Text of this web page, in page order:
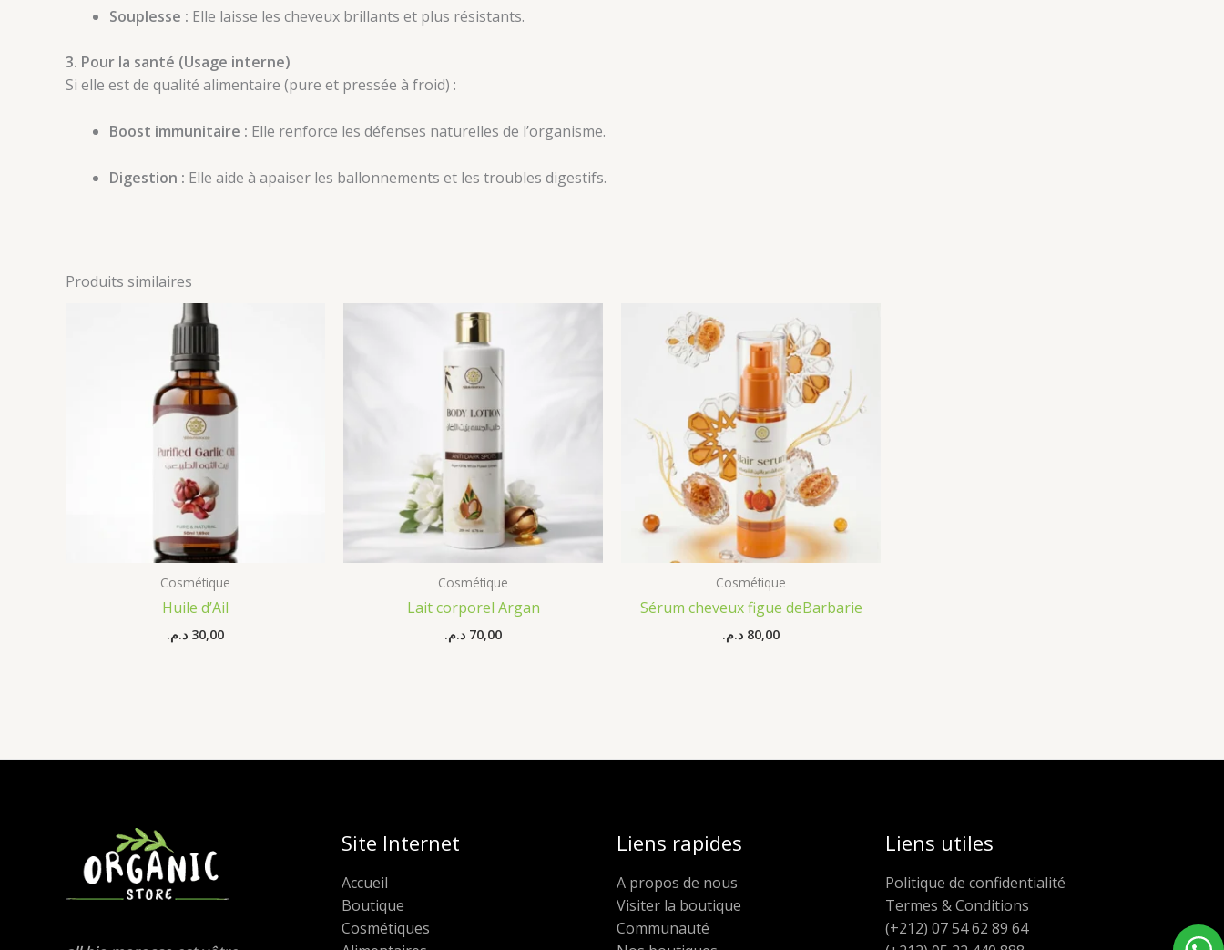
Souplesse : Elle laisse les cheveux brillants et plus résistants.
3. Pour la santé (Usage interne)
Si elle est de qualité alimentaire (pure et pressée à froid) :
Boost immunitaire : Elle renforce les défenses naturelles de l’organisme.
Digestion : Elle aide à apaiser les ballonnements et les troubles digestifs.
Produits similaires
Cosmétique
Huile d’Ail
30,00 د.م.
Cosmétique
Lait corporel Argan
70,00 د.م.
Cosmétique
Sérum cheveux figue deBarbarie
80,00 د.م.
Site Internet
Accueil
Boutique
Cosmétiques
Liens rapides
A propos de nous
Visiter la boutique
Communauté
Liens utiles
Politique de confidentialité
Termes & Conditions
(+212) 07 54 62 89 64